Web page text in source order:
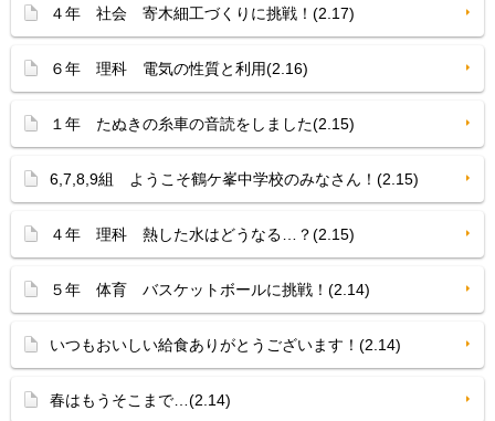
４年 社会 寄木細工づくりに挑戦！(2.17)
６年 理科 電気の性質と利用(2.16)
１年 たぬきの糸車の音読をしました(2.15)
6,7,8,9組 ようこそ鶴ケ峯中学校のみなさん！(2.15)
４年 理科 熱した水はどうなる…？(2.15)
５年 体育 バスケットボールに挑戦！(2.14)
いつもおいしい給食ありがとうございます！(2.14)
春はもうそこまで…(2.14)